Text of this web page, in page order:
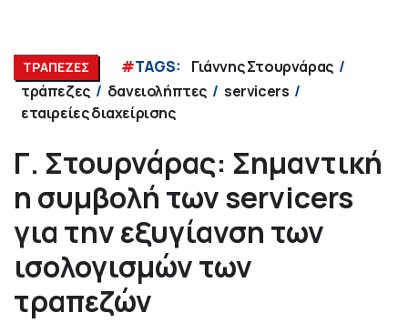
ΤΡΑΠΕΖΕΣ #TAGS:
Γιάννης Στουρνάρας
τράπεζες
δανειολήπτες
servicers
εταιρείες διαχείρισης
Γ. Στουρνάρας: Σημαντική
η συμβολή των servicers
για την εξυγίανση των
ισολογισμών των
τραπεζών